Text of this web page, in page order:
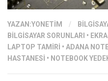
YAZAN:YONETIM /
BILGISAYAR SORUNLARI •
LAPTOP TAMIRI • ADANA
HASTANESI • NOTEBOOK